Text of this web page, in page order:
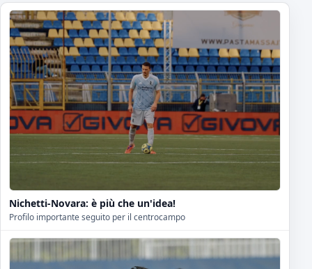
Nichetti-Novara: è più che un'idea!
Profilo importante seguito per il centrocampo